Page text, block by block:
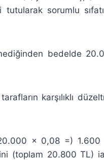
sorumlu
bedelde
karşılıklı
x 0,08 =) 1.600
(toplam 20.800 TL)